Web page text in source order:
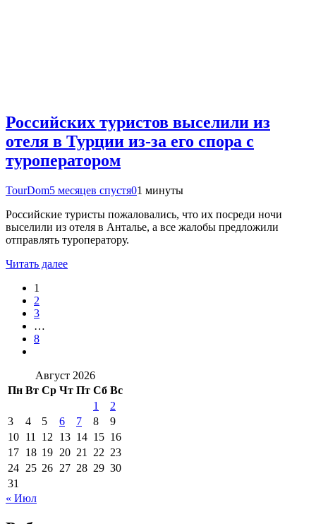
Российских туристов выселили из
отеля в Турции из-за его спора с
туроператором
TourDom5 месяцев спустя01 минуты
Российские туристы пожаловались, что их посреди ночи
выселили из отеля в Анталье, а все жалобы предложили
отправлять туроператору.
Читать далее
1
2
3
…
8
Август 2026
Пн Вт Ср Чт Пт Сб Вс
1
2
3
4 5 6 7 8
9
10 11 12 13 14 15 16
17 18 19 20 21 22 23
24 25 26 27 28 29 30
31
« Июл